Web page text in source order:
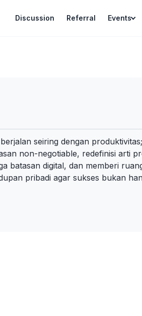
Discussion Referral Events
seiring dengan
non-negotiable, redefinisi arti
batasan digital, dan memberi
pribadi agar sukses bukan